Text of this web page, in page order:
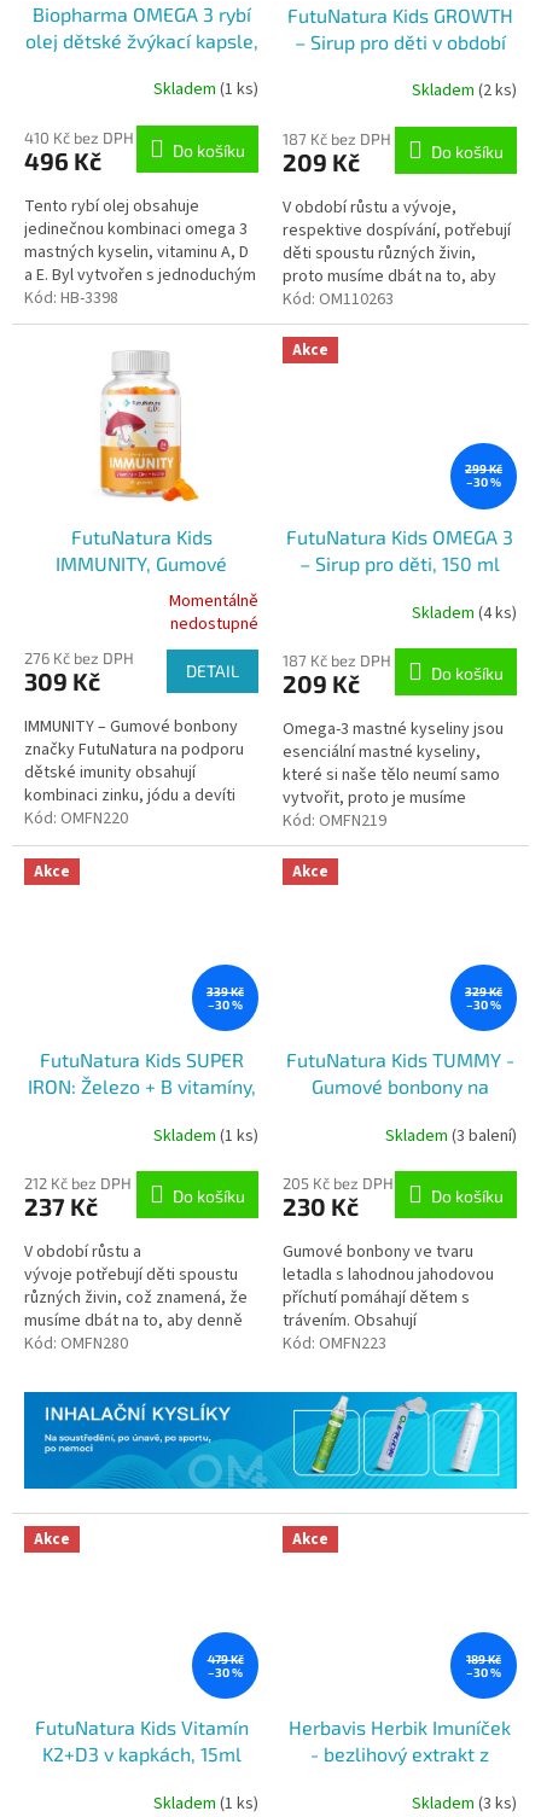
Biopharma OMEGA 3 rybí
olej dětské žvýkací kapsle,
Skladem (1 ks)
410 Kč bez DPH
496 Kč Do košíku
Tento rybí olej obsahuje
jedinečnou kombinaci omega 3
mastných kyselin, vitaminu A, D
a E. Byl vytvořen s jednoduchým
cílem - nabídnout co nejčistší
víceúčelovou schopnost
Kód: HB-3398
FutuNatura Kids GROWTH
– Sirup pro děti v období
Skladem (2 ks)
187 Kč bez DPH
209 Kč Do košíku
V období růstu a vývoje,
respektive dospívání, potřebují
děti spoustu různých živin,
proto musíme dbát na to, aby
denně konzumovaly dostatečné
množství...
Kód: OM110263
FutuNatura Kids
IMMUNITY, Gumové
bonbony na podporu
imunity pro děti, 60ks
produktu
je
z
5
hvězdiček.
Momentálně
nedostupné
276 Kč bez DPH
309 Kč DETAIL
IMMUNITY – Gumové bonbony
značky FutuNatura na podporu
dětské imunity obsahují
kombinaci zinku, jódu a devíti
vitamínů, které posilují imunitní
systém a nabízejí i mnoho
dalších...
Kód: OMFN220
Akce
299 Kč
–30 %
FutuNatura Kids OMEGA 3
– Sirup pro děti, 150 ml
Skladem (4 ks)
187 Kč bez DPH
209 Kč Do košíku
Omega-3 mastné kyseliny jsou
esenciální mastné kyseliny,
které si naše tělo neumí samo
vytvořit, proto je musíme
přijímat do těla spolu s pestrou
a vyváženou stravou....
Kód: OMFN219
Akce
339 Kč
–30 %
FutuNatura Kids SUPER
IRON: Železo + B vitamíny,
Skladem (1 ks)
212 Kč bez DPH
237 Kč Do košíku
V období růstu a
vývoje potřebují děti spoustu
různých živin, což znamená, že
musíme dbát na to, aby denně
konzumovaly dostatečné
Kód: OMFN280
Akce
329 Kč
–30 %
FutuNatura Kids TUMMY -
Gumové bonbony na
30ks
Skladem (3 balení)
205 Kč bez DPH
230 Kč Do košíku
Gumové bonbony ve tvaru
letadla s lahodnou jahodovou
příchutí pomáhají dětem s
trávením. Obsahují
mikrobiologickou kulturu a
přispívají k rovnováze...
Kód: OMFN223
Akce
479 Kč
–30 %
FutuNatura Kids Vitamín
K2+D3 v kapkách, 15ml
Skladem (1 ks)
Akce
189 Kč
–30 %
Herbavis Herbik Imuníček
- bezlihový extrakt z
Skladem(3 ks)